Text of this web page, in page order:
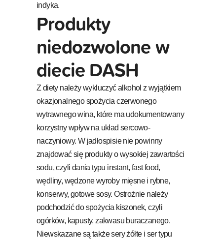
indyka.
Produkty
niedozwolone w
diecie DASH
Z diety należy wykluczyć alkohol z wyjątkiem
okazjonalnego spożycia czerwonego
wytrawnego wina, które ma udokumentowany
korzystny wpływ na układ sercowo-
naczyniowy. W jadłospisie nie powinny
znajdować się produkty o wysokiej zawartości
sodu, czyli dania typu instant, fast food,
wędliny, wędzone wyroby mięsne i rybne,
konserwy, gotowe sosy. Ostrożnie należy
podchodzić do spożycia kiszonek, czyli
ogórków, kapusty, zakwasu buraczanego.
Niewskazane są także sery żółte i ser typu